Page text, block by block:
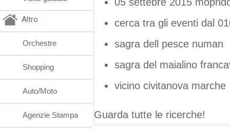
cerca tra gli eventi dal
sagra dell pesce numan
sagra del maialino
vicino civitanova marche
Guarda tutte le ricerche!
Altro
Orchestre
Shopping
Auto/Moto
Agenzie Stampa